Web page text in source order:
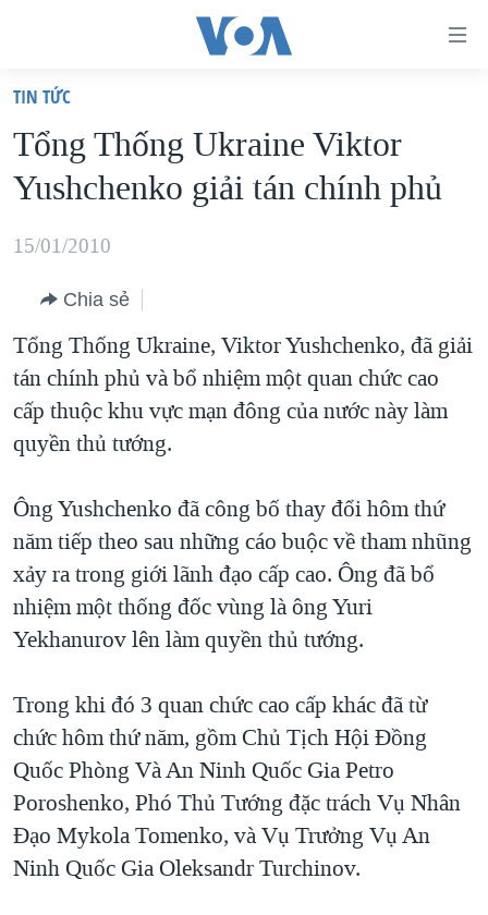
truy
cập
Tới
dung
chính
điều
hướng
chính
Đi
"Tìm"
VIỆT NAM
HOA KỲ
BIỂN ĐÔNG
BLOG
DIỄN ĐÀN
MỤC
TỰ DO BÁO CHÍ
NGƯỜI VIỆT HẢI NGOẠI
ĐỜI SỐNG
KHOA HỌC
VĂN HOÁ
THỂ THAO
CHUYÊN ĐỀ
HÀNH TRÌNH BẦU CỬ 2024
MỘT NĂM CHIẾN TRANH TẠI DẢI GAZA
GIẢI MÃ VÀNH ĐAI & CON ĐƯỜNG
NGÀY TỊ NẠN THẾ GIỚI
GROUND ZERO – XƯA VÀ NAY
CHI PHÍ CHIẾN TRANH AFGHANISTAN
CÁC GIÁ TRỊ CỘNG HÒA Ở VIỆT NAM
THƯỢNG ĐỈNH TRUMP-KIM TẠI VIỆT NAM
VIDEO
NGHE
MẠNG XÃ HỘI
Ngôn ngữ khác
TIN TỨC
Tổng Thống Ukraine Viktor
Yushchenko giải tán chính phủ
15/01/2010
Chia sẻ
Tổng Thống Ukraine, Viktor Yushchenko, đã giải
tán chính phủ và bổ nhiệm một quan chức cao
cấp thuộc khu vực mạn đông của nước này làm
quyền thủ tướng.
Ông Yushchenko đã công bố thay đổi hôm thứ
năm tiếp theo sau những cáo buộc về tham nhũng
xảy ra trong giới lãnh đạo cấp cao. Ông đã bổ
nhiệm một thống đốc vùng là ông Yuri
Yekhanurov lên làm quyền thủ tướng.
Trong khi đó 3 quan chức cao cấp khác đã từ
chức hôm thứ năm, gồm Chủ Tịch Hội Đồng
Quốc Phòng Và An Ninh Quốc Gia Petro
Poroshenko, Phó Thủ Tướng đặc trách Vụ Nhân
Đạo Mykola Tomenko, và Vụ Trưởng Vụ An
Ninh Quốc Gia Oleksandr Turchinov.